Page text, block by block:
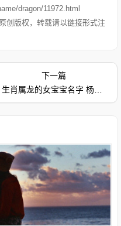
dragon/11972.html
创版权，转载请以链接形式注
下一篇
生肖属龙的女宝宝名字 杨金婷测算讲解 测算名字打分2024
崔铭珏 为通过偏旁部首
部首为：水、金、玉、
亻姓氏崔的笔画数是 11字
郑家腾 为通过偏旁部首
部首为：水、金、玉、
亻姓氏郑的笔画数是 19字